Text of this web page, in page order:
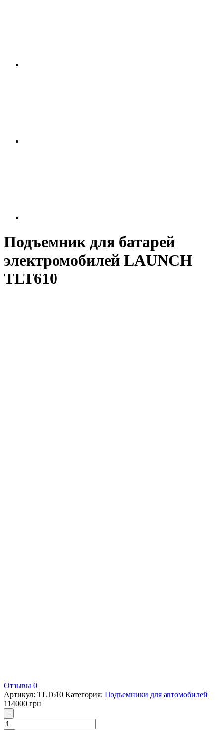
Подъемник для батарей
электромобилей LAUNCH
TLT610
Отзывы 0
Артикул: TLT610 Категория: Подъемники для автомобилей
114000 грн
- Количество